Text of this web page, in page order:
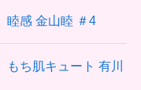
睦感 金山睦 ＃4
ち肌キュート 有川